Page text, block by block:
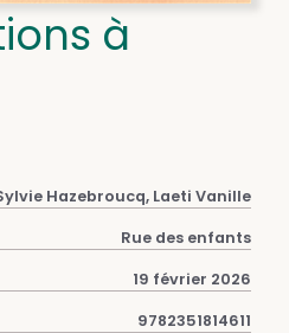
à
Hazebroucq, Laeti Vanille
Rue des enfants
19 février 2026
9782351814611